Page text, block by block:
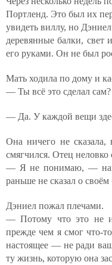
Портленд. Это был их
увидеть виллу, но
деревянные балки, свет
его руками. Он не был
Мать ходила по дому и
— Ты всё это сделал
— Да. У каждой вещи
Она ничего не сказала,
смягчился. Отец неловко
— Я не понимаю, —
раньше не сказал о своём
Дэниел пожал плечами.
— Потому что это не
прежде чем я смог что-
настоящее — не ради
ту жизнь, которую она